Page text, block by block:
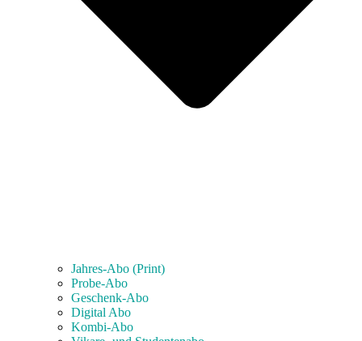
Jahres-Abo (Print)
Probe-Abo
Geschenk-Abo
Digital Abo
Kombi-Abo